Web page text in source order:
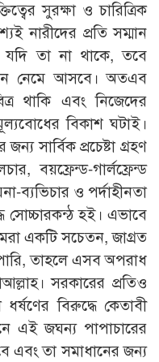
সুরক্ষা ও চারিত্রিক
নারীদের প্রতি সম্মান
যদি তা না থাকে, তবে
নেমে আসবে। অতএব
থাকি এবং নিজেদের
বিকাশ ঘটাই।
সার্বিক প্রচেষ্টা গ্রহণ
বয়ফ্রেন্ড-গার্লফ্রেন্ড
ব্যভিচার ও পর্দাহীনতা
সোচ্চারকন্ঠ হই। এভাবে
একটি সচেতন, জাগ্রত
তাহলে এসব অপরাধ
সরকারের প্রতিও
বিরুদ্ধে কেতাবী
এই জঘন্য পাপাচারের
এবং তা সমাধানের জন্য